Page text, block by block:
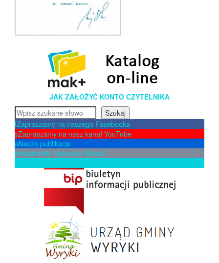
JAK ZAŁOŻYĆ KONTO CZYTELNIKA
Szukaj
Szukaj
fZapraszamy na naszego Facebooka
yZapraszamy na nasz kanał YouTube
aNasze publikacje
bKwartalnik „Wyryckie Wieści”